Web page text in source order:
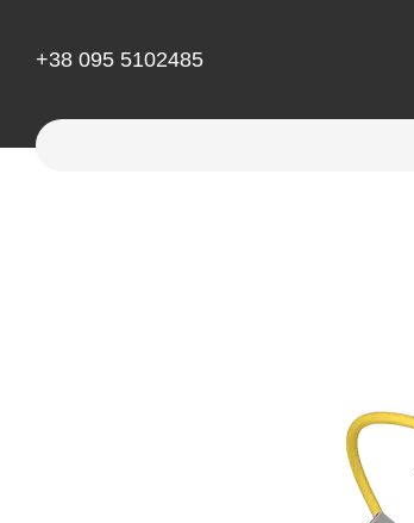
+38 095 5102485